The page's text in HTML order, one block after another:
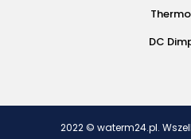
DC
2022 © waterm24.pl.